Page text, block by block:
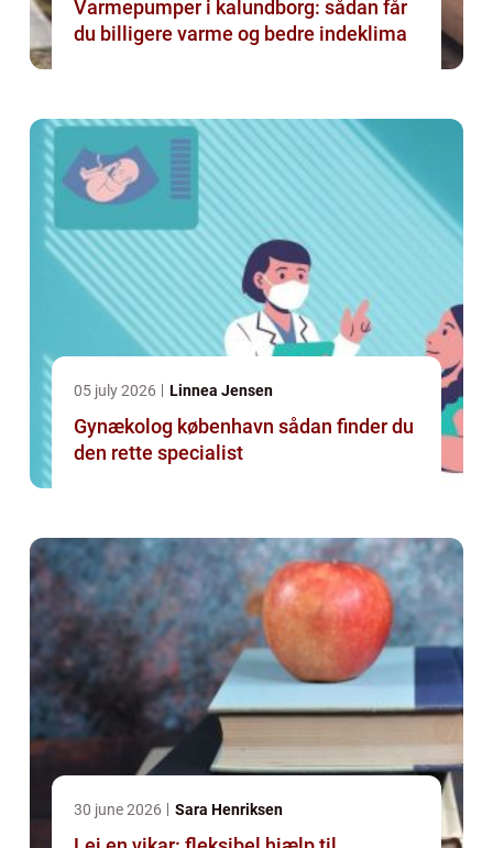
Varmepumper i kalundborg: sådan får
du billigere varme og bedre indeklima
05 july 2026 Linnea Jensen
Gynækolog københavn sådan finder du
den rette specialist
30 june 2026 Sara Henriksen